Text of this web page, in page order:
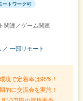
ートワーク可
関連／ゲーム関連
／ 一部リモート
境で定着率は95%！
的に交流会を実施！